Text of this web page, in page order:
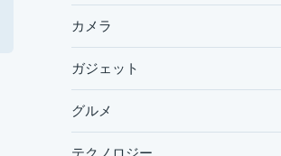
カメラ
ガジェット
グルメ
テクノロジー